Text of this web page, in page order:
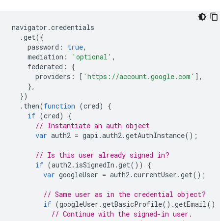
navigator .credentials
.get({
password : true,
mediation : 'optional' ,
federated :
{
providers : [ 'https://account.google.com' ],
},
})
. then(function (cred)
{
if (cred)
{
// Instantiate an auth object
var auth2 = gapi .auth2.getAuthInstance();
// Is this user already signed in?
if (auth2. isSignedIn .get())
{
var googleUser = auth2.currentUser .get();
// Same user as in the credential object?
if (googleUser .getBasicProfile().getEmail()
// Continue with the signed-in user.